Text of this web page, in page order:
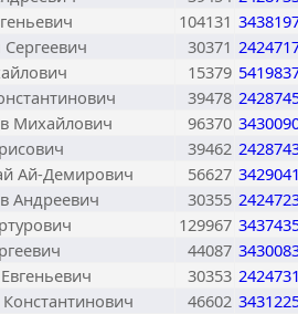
104131
30371
15379
39478
Михайлович 96370
39462
Ай-Демирович 56627
Андреевич 30355
129967
44087
30353
46602